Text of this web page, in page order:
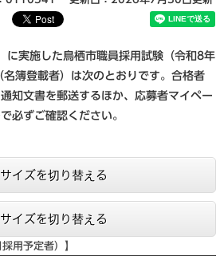
に実施した鳥栖市職員採用試験（令和8年
簿登載者）は次のとおりです。合格者
知文書を郵送するほか、応募者マイペー
必ずご確認ください。
イズを切り替える
イズを切り替える
用予定者）】